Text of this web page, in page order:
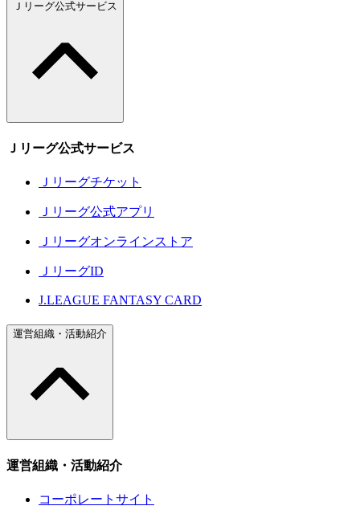
Ｊリーグ公式サービス
Ｊリーグ公式サービス
Ｊリーグチケット
Ｊリーグ公式アプリ
Ｊリーグオンラインストア
ＪリーグID
J.LEAGUE FANTASY CARD
運営組織・活動紹介
運営組織・活動紹介
コーポレートサイト